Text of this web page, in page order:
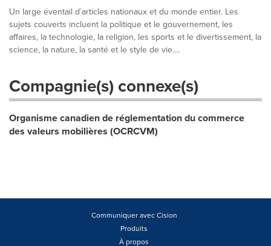
Un large éventail d´articles nationaux et du monde entier. Les
sujets couverts incluent la politique et le gouvernement, les
affaires, la technologie, la religion, les sports et le divertissement, la
science, la nature, la santé et le style de vie....
Compagnie(s) connexe(s)
Organisme canadien de réglementation du commerce
des valeurs mobilières (OCRCVM)
Communiquer avec Cision
Produits
À propos